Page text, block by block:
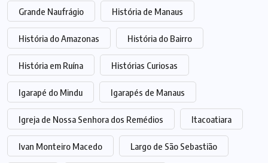
Grande Naufrágio História de Manaus
História do Amazonas História do Bairro
História em Ruína Histórias Curiosas
Igarapé do Mindu Igarapés de Manaus
Igreja de Nossa Senhora dos Remédios Itacoatiara
Ivan Monteiro Macedo Largo de São Sebastião